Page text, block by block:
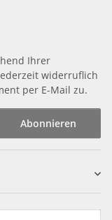
Ihrer
widerruflich
per E-Mail zu.
Abonnieren